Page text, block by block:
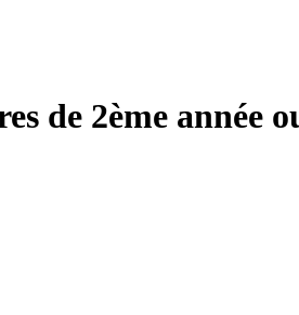
de 2ème année